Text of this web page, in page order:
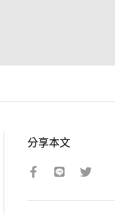
分享本文